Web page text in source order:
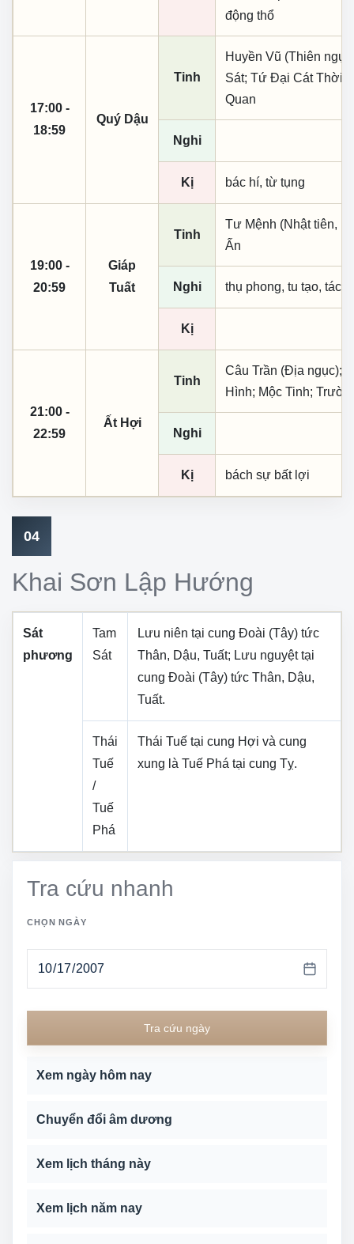
động thổ
17:00 -
18:59
Quý Dậu
Tinh
Huyền Vũ (Thiên
Sát; Tứ Đại Cát Thời;
Quan
Nghi
Kị bác hí, từ tụng
19:00 -
20:59
Giáp
Tuất
Tinh
Tư Mệnh (Nhật tiên,
Ấn
Nghi thụ phong, tu tạo, tác
Kị
21:00 -
22:59
Ất Hợi
Tinh
Câu Trần (Địa ngục);
Hình; Mộc Tinh;
Nghi
Kị bách sự bất lợi
04
Khai Sơn Lập Hướng
Sát
phương
Tam
Sát
Lưu niên tại cung Đoài (Tây) tức
Thân, Dậu, Tuất; Lưu nguyệt tại
cung Đoài (Tây) tức Thân, Dậu,
Tuất.
Thái
Tuế
/
Tuế
Phá
Thái Tuế tại cung Hợi và cung
xung là Tuế Phá tại cung Tỵ.
Tra cứu nhanh
CHỌN NGÀY
Tra cứu ngày
Xem ngày hôm nay
Chuyển đổi âm dương
Xem lịch tháng này
Xem lịch năm nay